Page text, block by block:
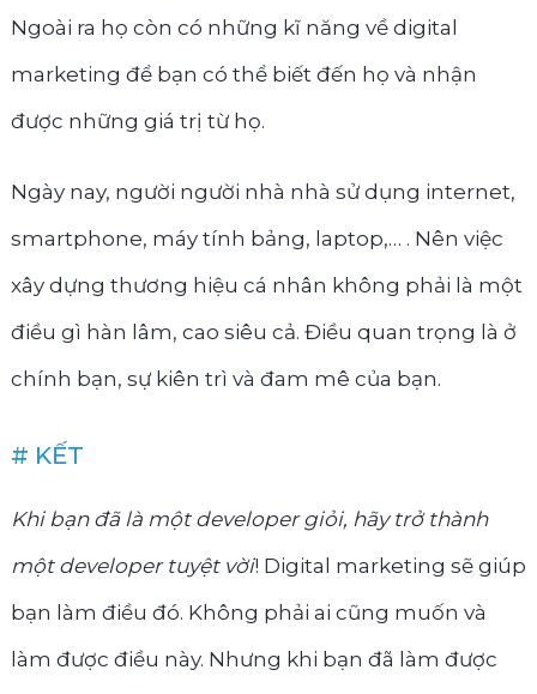
Ngoài ra họ còn có những kĩ năng về digital
marketing để bạn có thể biết đến họ và nhận
được những giá trị từ họ.
Ngày nay, người người nhà nhà sử dụng internet,
smartphone, máy tính bảng, laptop,… . Nên việc
xây dựng thương hiệu cá nhân không phải là một
điều gì hàn lâm, cao siêu cả. Điều quan trọng là ở
chính bạn, sự kiên trì và đam mê của bạn.
# KẾT
Khi bạn đã là một developer giỏi, hãy trở thành
một developer tuyệt vời! Digital marketing sẽ giúp
bạn làm điều đó. Không phải ai cũng muốn và
làm được điều này. Nhưng khi bạn đã làm được